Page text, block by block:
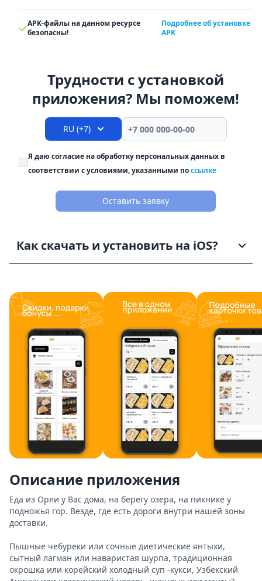
APK-файлы на данном ресурсе
безопасны!
Подробнее об установке
APK
Трудности с установкой
приложения? Мы поможем!
RU (+7)
Я даю согласие на обработку персональных данных в
соответствии с условиями, указанными поссылке
Оставить заявку
Как скачать и установить на iOS?
Описание приложения
Еда из Орли у Вас дома, на берегу озера, на пикнике у
подножья гор. Везде, где есть дороги внутри нашей зоны
доставки.
Пышные чебуреки или сочные диетические янтыхи,
сытный лагман или наваристая шурпа, традиционная
окрошка или корейский холодный суп -кукси, Узбекский